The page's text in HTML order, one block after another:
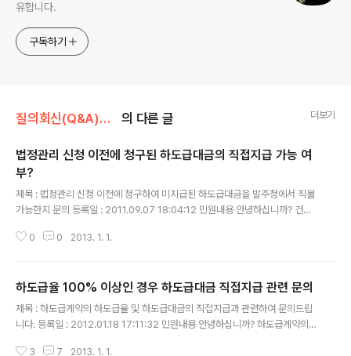
유합니다.
구독하기
질의회신(Q&A)모음/하도급관련 의 다른 글 더보기
법정관리 신청 이전에 청구된 하도급대금의 직접지급 가능 여
부?
제목 : 법정관리 신청 이전에 청구하여 미지급된 하도급대금을 발주청에서 직불
가능한지 문의 등록일 : 2011.09.07 18:04:12 민원내용 안녕하십니까? 건설
발행) 2011년.1월과 2월에 청구하였으나 지급받지 못하였으며, 2011.3월에
생채권에 해당되며 지급이 불가하니 공제조합으로 부터 수령토록 하고 있읍니
다. 법정관리 신청 이후에 하도급대금 직불 동의서를 작성한 경우 수급사 법정
관리 신청 이전에 청구된 하도급 기성대금을 발주청에 직불 요청할 수 있는지
0 0 2013. 1. 1.
하도급율 100% 이상인 경우 하도급대금 직접지급 관련 문의
제목 : 하도급계약의 하도급율 및 하도급대금의 직접지급과 관련하여 문의드립
니다. 등록일 : 2012.01.18 17:11:32 민원내용 안녕하십니까? 하도급계약의
3 7 2013. 1. 1.